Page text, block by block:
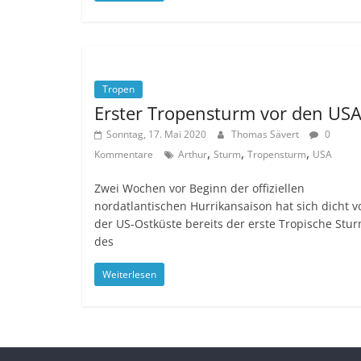
Tropen
Erster Tropensturm vor den USA
Sonntag, 17. Mai 2020 Thomas Sävert
0
Kommentare
Arthur, Sturm, Tropensturm, USA
Zwei Wochen vor Beginn der offiziellen
nordatlantischen Hurrikansaison hat sich dicht
der US-Ostküste bereits der erste Tropische
des
Weiterlesen